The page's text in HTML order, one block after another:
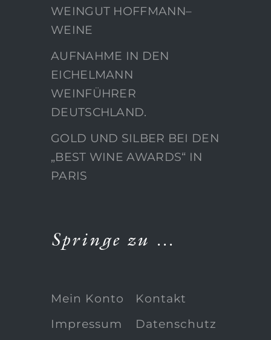
WEINGUT HOFFMANN–
WEINE
AUFNAHME IN DEN
EICHELMANN
WEINFÜHRER
DEUTSCHLAND.
GOLD UND SILBER BEI DEN
„BEST WINE AWARDS“ IN
PARIS
Springe zu …
Mein Konto
Kontakt
Impressum
Datenschutz